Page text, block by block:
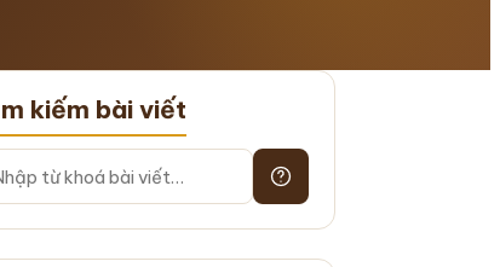
kiếm bài viết